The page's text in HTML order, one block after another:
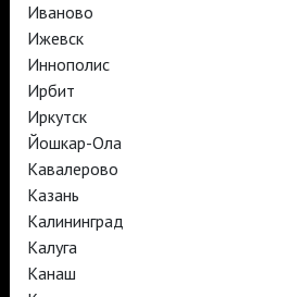
TheatreHD
АРТ-ЛЕКТОРИЙ В КИНО
TheatreHD
TheatreHD Опера
TheatreHD Балет в кино
АРТ-ЛЕКТОРИЙ В КИНО
TheatreHD
Иваново
Ижевск
Иннополис
Ирбит
Иркутск
Йошкар-Ола
Кавалерово
Казань
Калининград
Калуга
Канаш